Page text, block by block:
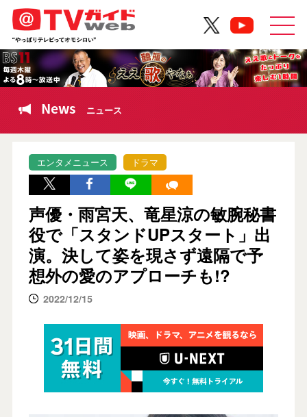
News ニュース
エンタメニュース ドラマ
声優・雨宮天、竜星涼の敏腕秘書
役で「スタンドUPスタート」出
演。決して姿を現さず遠隔で予
想外の愛のアプローチも!?
2022/12/15